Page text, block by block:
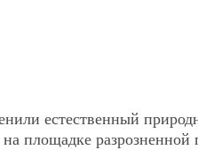
естественный
площадке